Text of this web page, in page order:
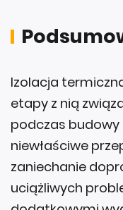
Izolacja
etapy z nią
podczas budowy
niewłaściwe
zaniechanie
uciążliwych